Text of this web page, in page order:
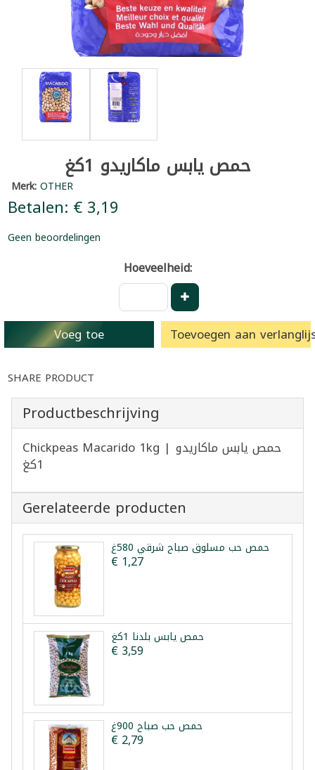
حمص يابس ماكاريدو 1كغ
Merk:OTHER
Betalen: € 3,19
Geen beoordelingen
Hoeveelheid:
Voeg toe Toevoegen aan
SHARE PRODUCT
Productbeschrijving
Chickpeas Macarido 1kg | حمص يابس ماكاريدو
1كغ
Gerelateerde producten
حمص حب مسلوق صباح شرقي 580غ
€ 1,27
حمص يابس بلدنا 1كغ
€ 3,59
حمص حب صباح 900غ
€ 2,79